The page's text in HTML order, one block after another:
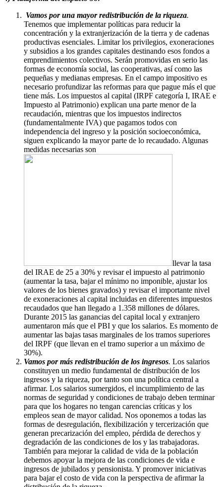
Vamos por una mayor redistribución de la riqueza.
Tenemos que implementar políticas para reducir la
concentración y la extranjerización de la tierra y de cadenas
productivas esenciales. Limitar los privilegios, exoneraciones
y subsidios a los grandes capitales destinando esos fondos a
emprendimientos colectivos. Serán promovidas en serio las
formas de economía social, las cooperativas, así como las
pequeñas y medianas empresas. En el campo impositivo es
necesario profundizar las reformas para que pague más el que
tiene más. Los impuestos al capital (IRPF categoría I, IRAE e
Impuesto al Patrimonio) explican una parte menor de la
recaudación, mientras que los impuestos indirectos
(fundamentalmente IVA) que pagamos todos con
independencia del ingreso y la posición socioeconómica,
siguen explicando la mayor parte de lo recaudado. Algunas
medidas necesarias son
llevar la tasa
del IRAE de 25 a 30% y revisar el impuesto al patrimonio
(aumentar la tasa, bajar el mínimo no imponible, ajustar los
valores de los bienes gravados) y revisar el importante nivel
de exoneraciones al capital incluidas en diferentes impuestos
recaudados que han llegado a 1.358 millones de dólares.
Durante 2015 las ganancias del capital local y extranjero
aumentaron más que el PBI y que los salarios. Es momento de
aumentar las bajas tasas marginales de los tramos superiores
del IRPF (que llevan en el tramo superior a un máximo de
30%).
Vamos por más redistribución de los ingresos. Los salarios
constituyen un medio fundamental de distribución de los
ingresos y la riqueza, por tanto son una política central a
afirmar. Los salarios sumergidos, el incumplimiento de las
normas de seguridad y condiciones de trabajo deben terminar
para que los hogares no tengan carencias críticas y los
empleos sean de mayor calidad. Nos oponemos a todas las
formas de desregulación, flexibilización y tercerización que
generan precarización del empleo, pérdida de derechos y
degradación de las condiciones de los y las trabajadoras.
También para mejorar la calidad de vida de la población
debemos apoyar la mejora de las condiciones de vida e
ingresos de jubilados y pensionista. Y promover iniciativas
para bajar el costo de vida con la perspectiva de afirmar la